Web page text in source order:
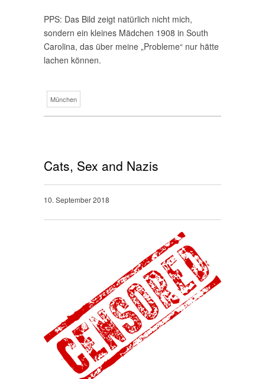
PPS: Das Bild zeigt natürlich nicht mich,
sondern ein kleines Mädchen 1908 in South
Carolina, das über meine „Probleme“ nur hätte
lachen können.
München
Cats, Sex and Nazis
10. September 2018